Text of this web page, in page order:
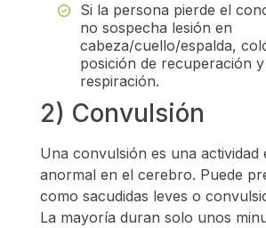
Si la persona pierde el
no sospecha lesión en
cabeza/cuello/espalda,
posición de recuperación
respiración.
2) Convulsión
Una convulsión es una actividad
anormal en el cerebro. Puede
como sacudidas leves o
La mayoría duran solo unos